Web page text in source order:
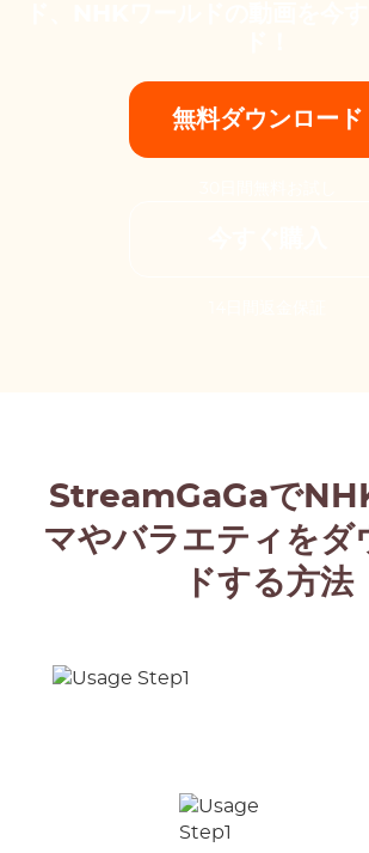
無料ダウンロード
StreamGaGaで
マやバラエティをダ
ドする方法